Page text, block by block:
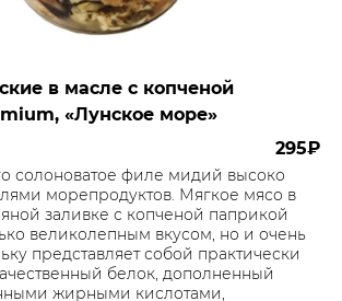
в масле с копченой
«Лунское море»
295₽
солоноватое филе мидий высоко
морепродуктов. Мягкое мясо в
заливке с копченой паприкой
великолепным вкусом, но и очень
представляет собой практически
белок, дополненный
жирными кислотами,